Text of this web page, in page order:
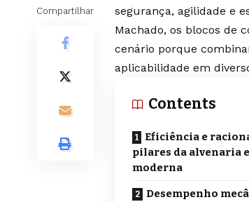
Compartilhar
segurança, agilidade e
Machado, os blocos de
cenário porque
aplicabilidade em
Contents
Eficiência e
pilares da alvenaria
moderna
Desempenho